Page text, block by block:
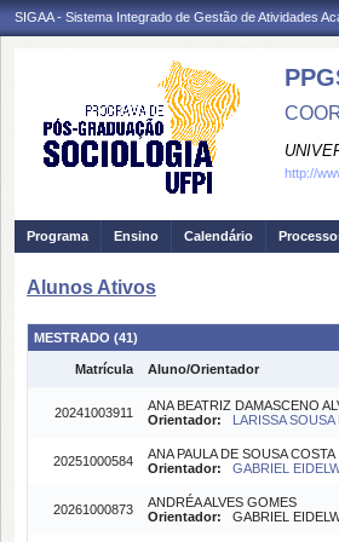
SIGAA - Sistema Integrado de Gestão de Atividades
http://
Programa Ensino Calendário
Alunos Ativos
MESTRADO (41)
Matrícula Aluno/Orientador
20241003911
ANA BEATRIZ DAMASCENO
Orientador:
LARISSA
20251000584
ANA PAULA DE SOUSA COSTA
Orientador:
GABRIEL
20261000873
ANDRÉA ALVES GOMES
Orientador: GABRIEL